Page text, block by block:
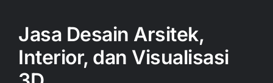
Jasa Desain Arsitek,
Interior, dan Visualisasi